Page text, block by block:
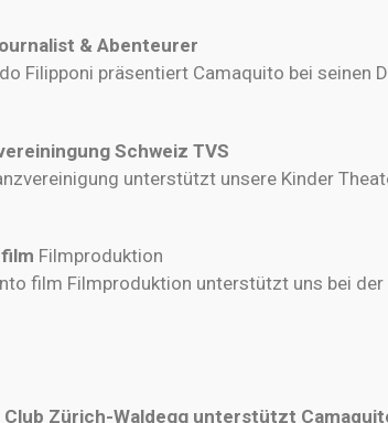
& Abenteurer
Filipponi präsentiert Camaquito bei seinen
Schweiz TVS
unterstützt unsere Kinder
Filmproduktion
film Filmproduktion unterstützt uns bei
Club Zürich-Waldegg unterstützt